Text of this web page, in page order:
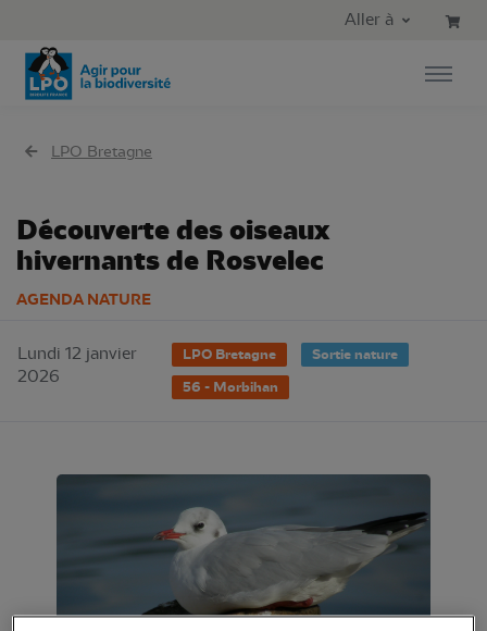
Aller au menu principal
Aller à
LPO Bretagne
Découverte des oiseaux
hivernants de Rosvelec
AGENDA NATURE
Lundi 12 janvier
2026
LPO Bretagne
Sortie nature
56 - Morbihan